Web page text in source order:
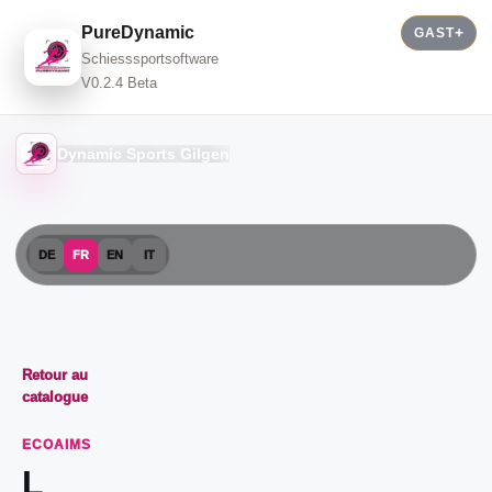
PureDynamic
Schiesssportsoftware
V0.2.4 Beta
GAST
Dynamic Sports Gilgen
DE FR EN IT
Retour au
catalogue
ECOAIMS
L